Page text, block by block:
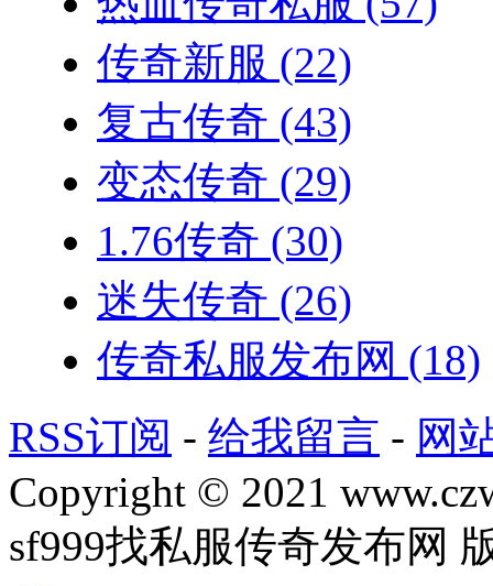
传奇新服 (22)
复古传奇 (43)
变态传奇 (29)
1.76传奇 (30)
迷失传奇 (26)
传奇私服发布网 (18)
RSS订阅 - 给我留言 - 网
Copyright © 2021
sf999找私服传奇发布网